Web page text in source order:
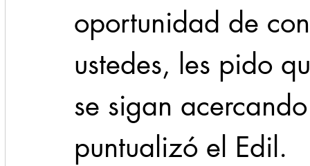
oportunidad de
ustedes, les pido
se sigan
puntualizó el Edil.